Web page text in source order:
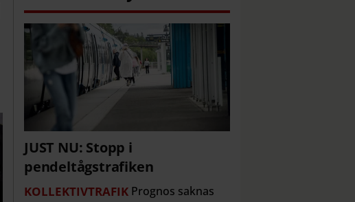
JUST NU: Stopp i
pendeltågstrafiken
KOLLEKTIVTRAFIK Prognos saknas